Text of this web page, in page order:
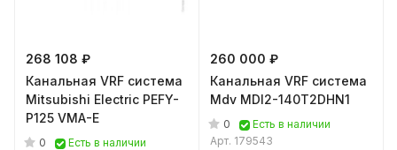
268 108 ₽
Канальная VRF система
Mitsubishi Electric PEFY-
P125 VMA-E
0
Есть в наличии
260 000 ₽
Канальная VRF система
Mdv MDI2-140T2DHN1
0
Есть в наличии
Арт. 179543